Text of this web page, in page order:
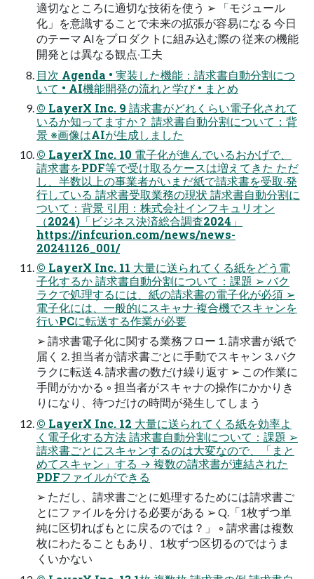
適切なところに適切な技術を使う ➢ 「モジュール
化」を意識することで未来の拡張が容易になる 今⽇
のテーマ AIをプロダクトに組み込む際の 従来の機能
開発とは異なる観点‧⼯夫
⽬次 Agenda • 実装した機能：請求書⾃動分割につ
いて • AI機能開発の流れと学び • まとめ
© LayerX Inc. 9 請求書がどれくらい電⼦化されて
いるか知ってますか？ 請求書⾃動分割について：背
景 ※画像はAIが⽣成しました
© LayerX Inc. 10 電⼦化が進んでいるおかげで、
請求書をPDF等で受け取るケースは増えてきた ただ
し、半数以上の事業者がいまだ紙で請求書を受取‧発
⾏している 請求書受取業務の現状 請求書⾃動分割に
ついて：背景 引⽤：株式会社インフキュリオン
（2024)「ビジネス決済総合調査2024」
https://infcurion.com/news/news-
20241126_001/
© LayerX Inc. 11 ⼤量に送られてくる紙をどう電
⼦化するか 請求書⾃動分割について：課題 ➢ バク
ラクで処理するには、紙の請求書の電⼦化が必須 ➢
電⼦化には、⼀般的にスキャナ‧複合機でスキャンを
⾏いPCに転送する作業が必要
➢ 請求書電⼦化に関する業務フロー 1. 請求書が紙で
届く 2. 担当者が請求書ごとに⼿動でスキャン 3. バク
ラクに転送 4. 請求書の数だけ繰り返す ➢ この作業に
⼿間がかかる ◦ 担当者がスキャナの操作にかかりき
りになり、待つだけの時間が発⽣してしまう
© LayerX Inc. 12 ⼤量に送られてくる紙を効率よ
く電⼦化する⽅法 請求書⾃動分割について：課題 ➢
請求書ごとにスキャンするのは⼤変なので、「まと
めてスキャン」する → 複数の請求書が連結された
PDFファイルができる
➢ ただし、請求書ごとに処理するためには請求書ご
とにファイルを分ける必要がある ➢ Q.「1枚ずつ単
純に区切ればもとに戻るのでは？」 ◦ 請求書は複数
枚にわたることもあり、1枚ずつ区切るのではうま
くいかない